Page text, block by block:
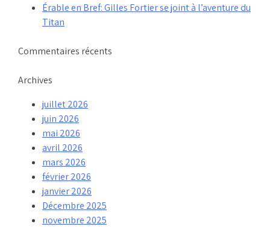
Érable en Bref: Gilles Fortier se joint à l’aventure du
Titan
Commentaires récents
Archives
juillet 2026
juin 2026
mai 2026
avril 2026
mars 2026
février 2026
janvier 2026
Décembre 2025
novembre 2025